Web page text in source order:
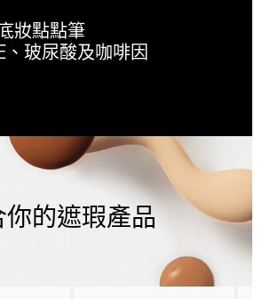
妝點點筆
、玻尿酸及咖啡因
你的遮瑕產品